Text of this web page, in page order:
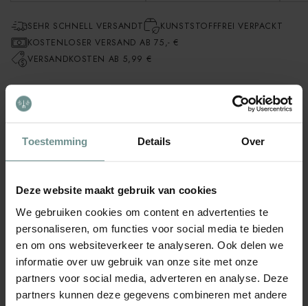
Toestemming Details Over
Deze website maakt gebruik van cookies
We gebruiken cookies om content en advertenties te
personaliseren, om functies voor social media te bieden
en om ons websiteverkeer te analyseren. Ook delen we
informatie over uw gebruik van onze site met onze
partners voor social media, adverteren en analyse. Deze
partners kunnen deze gegevens combineren met andere
SEHR SCHNELL VERSANDT
KUNSTSTOFFFREI VERPACKT
KOSTENLOSER VERSAND AB 75,- €
VERSANDKOSTEN AB 5,99 €
Die Holz-Bodenstifte bestehen zu 100 % aus Holz und
sind speziell dafür ausgelegt, biologische
Mulchmaterialien wie Wolle, Hanfgewebe oder
Vliesstoffe zu befestigen.Sie werden aus langlebigem Holz
gefertigt und sind 15 cm lang, wodurch sie sich ideal für den
Einsatz in Küchengärten, Obstgärten und anderen
Die Anwendung der Bio Pegs ist einfach: Sie führen die Holzstifte
durch das Plättchen und anschliessend durch die Ecken oder
Ränder des Mulchmaterials. Drücken Sie sie fest in den Boden,
damit das Material an Ort und Stelle bleibt. Dank ihrer
ergonomischen Form lassen sie sich in verschiedenen
Bodenarten leicht einsetzen und bieten eine zuverlässige
Befestigung – auch bei wechselnden Witterungsbedingungen.